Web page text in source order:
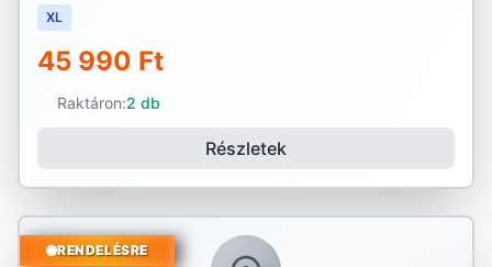
XL
45 990 Ft
Raktáron:2 db
Részletek
RENDELÉSRE